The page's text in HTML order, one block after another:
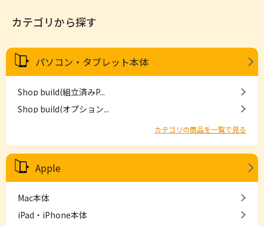
カテゴリから探す
パソコン・タブレット本体
Shop build(組立済みP...
Shop build(オプション...
カテゴリの商品を一覧で見る
Apple
Mac本体
iPad・iPhone本体